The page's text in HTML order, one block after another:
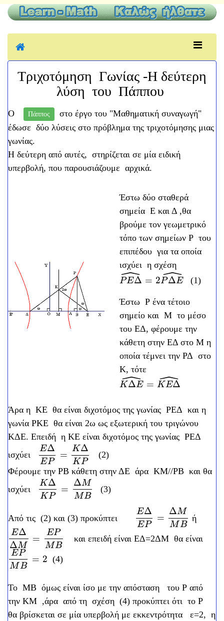
Τριχοτόμηση Γωνίας -Η δεύτερη
λύση του Πάππου
Ο Πάππος
στο έργο του "Μαθηματική συναγωγή"
έδωσε δύο λύσεις στο πρόβλημα της τριχοτόμησης μιας
γωνίας.
Η δεύτερη από αυτές, στηρίζεται σε μία ειδική
υπερβολή, που παρουσιάζουμε αρχικά.
Έστω δύο σταθερά
σημεία Ε και Δ ,θα
βρούμε τον γεωμετρικό
τόπο των σημείων Ρ του
επιπέδου για τα οποία
ισχύει η σχέση
PEΔ
ˆ = 2PΔE
ˆ
PEΔ^= 2P ΔE^ (1)
Έστω Ρ ένα τέτοιο
σημείο και Μ το μέσο
του ΕΔ, φέρουμε την
κάθετη στην ΕΔ στο Μ η
οποία τέμνει την ΡΔ στο
Κ, τότε
KΔE
ˆ = KEΔ
ˆ
KΔE^= KEΔ^
Άρα η ΚΕ θα είναι διχοτόμος της γωνίας ΡΕΔ και η
γωνία ΡΚΕ θα είναι 2ω ως εξωτερική του τριγώνου
ΚΔΕ. Επειδή η ΚΕ είναι διχοτόμος της γωνίας ΡΕΔ
ισχύει
EΔ
EP
=
KΔ
KP
EΔEP =K ΔKP
(2)
Φέρουμε την ΡΒ κάθετη στην ΔΕ άρα ΚΜ//ΡΒ και θα
ισχύει
KΔ
KP
=
ΔM
MB
KΔK P=Δ MMB (3)
Από τις (2) και (3) προκύπτει
EΔ
EP
=
ΔM
MB
EΔEP =Δ MMB ή
EΔ
ΔM
=
EP
MB
EΔΔM=E PMB και επειδή είναι EΔ=2ΔΜ θα είναι
EP
MB
= 2
EPMB =2 (4)
Το ΜΒ όμως είναι ίσο με την απόσταση του Ρ από
την ΚΜ ,άρα από τη σχέση (4) προκύπτει ότι το Ρ
θα βρίσκεται σε μία υπερβολή με εκκεντρότητα ε=2, η